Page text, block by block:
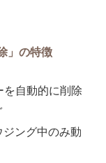
」の特徴
を自動的に削除
ング中のみ動